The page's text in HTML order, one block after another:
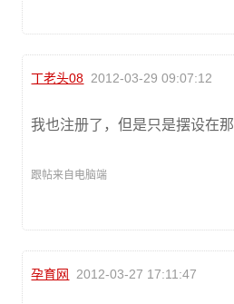
丁老头08 2012-03-29 09:07:12
我也注册了，但是只是摆设在那
跟帖来自电脑端
孕育网 2012-03-27 17:11:47